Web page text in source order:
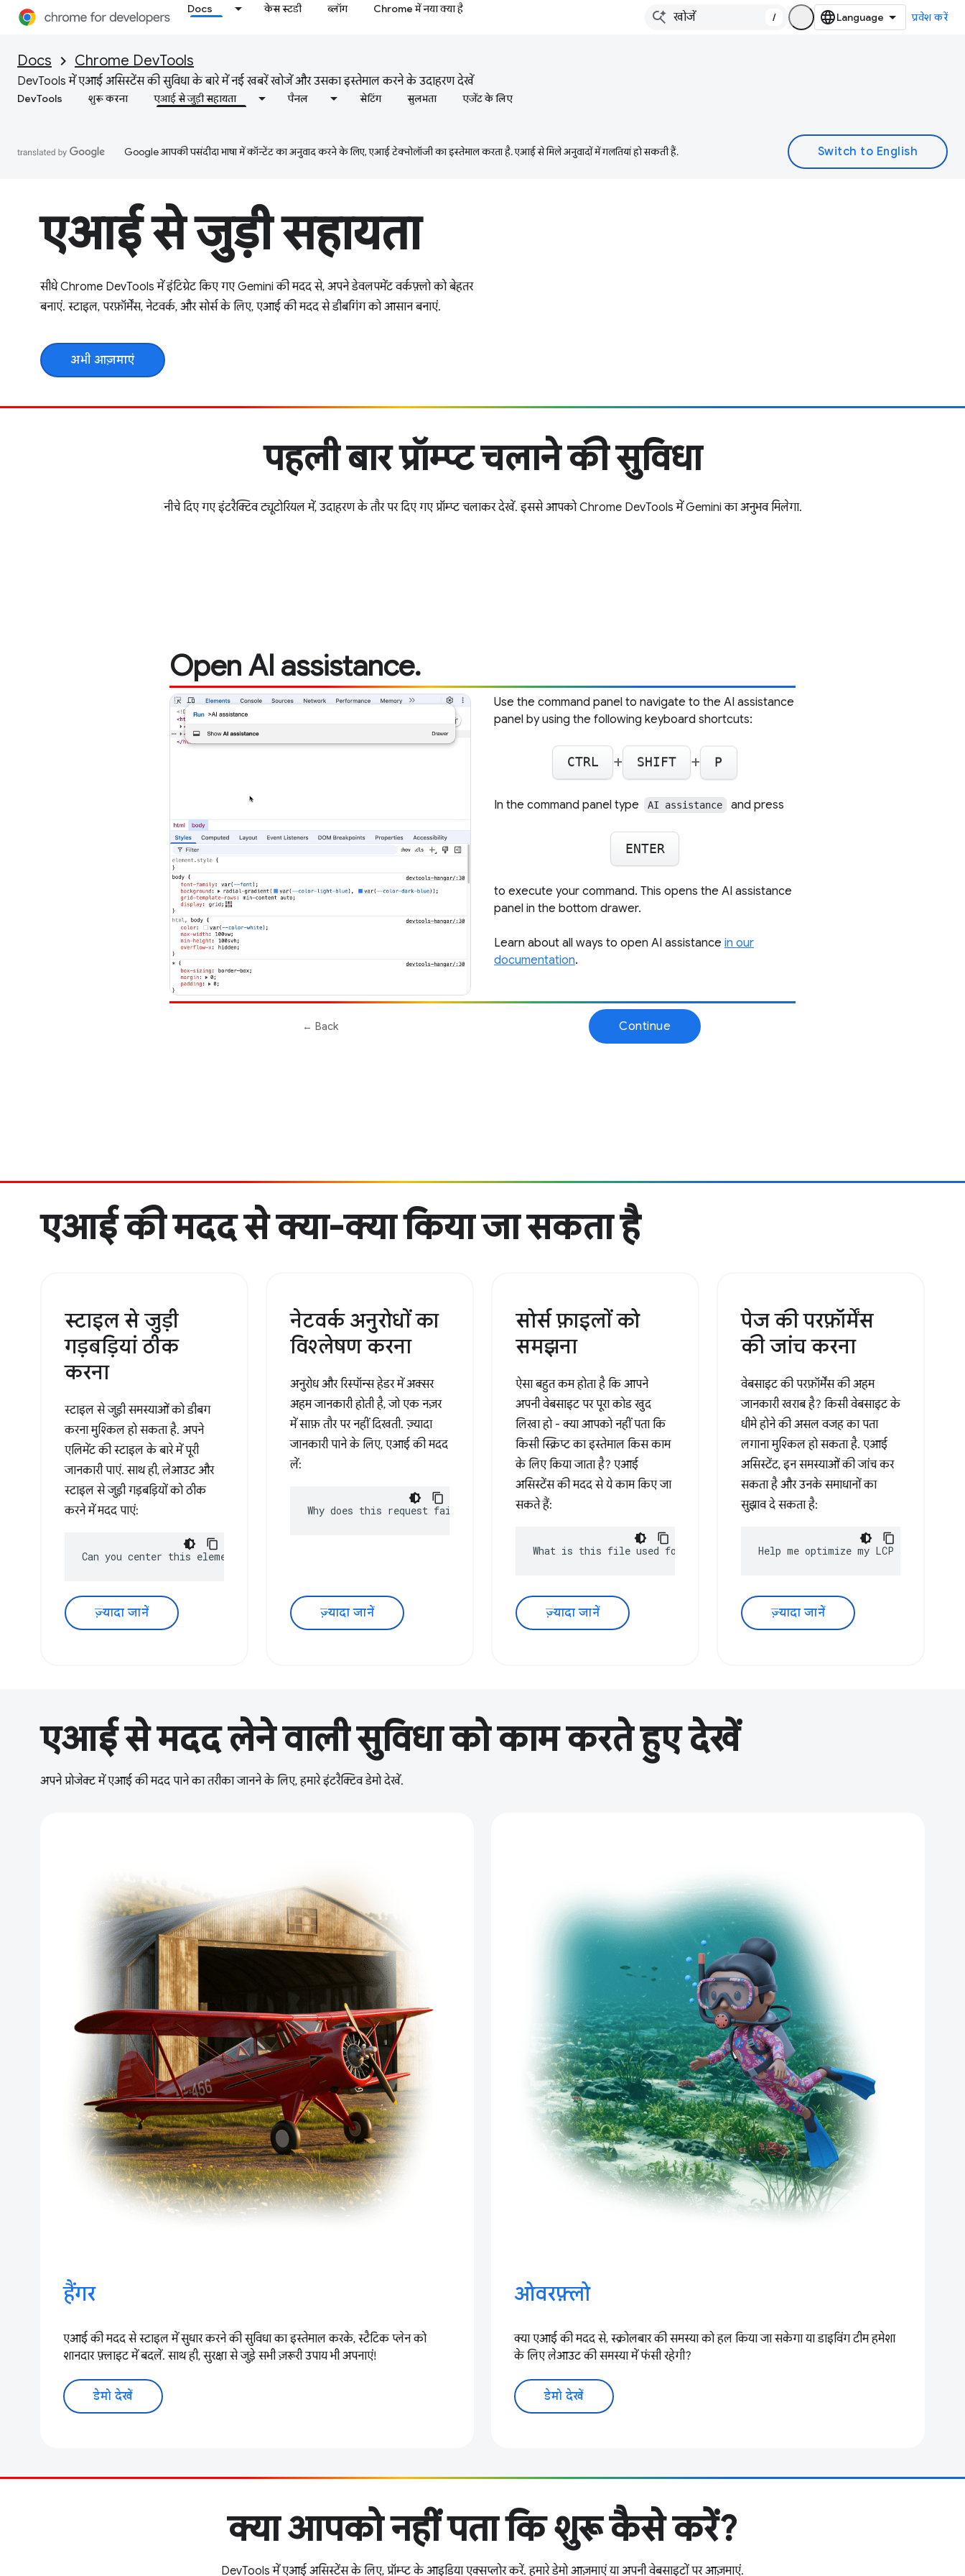
Docs केस स्टडी ब्लॉग Chrome में नया क्या है
/ प्रवेश करें
Docs Chrome DevTools
DevTools में एआई असिस्टेंस की सुविधा के बारे में नई खबरें खोजें और उसका इस्तेमाल करने के उदाहरण देखें
DevTools शुरू करना एआई से जुड़ी सहायता पैनल सेटिंग सुलभता एजेंट के लिए
Google आपकी पसंदीदा भाषा में कॉन्टेंट का अनुवाद करने के लिए, एआई टेक्नोलॉजी का इस्तेमाल करता है. एआई से मिले अनुवादों में गलतियां हो सकती हैं.
एआई से जुड़ी सहायता
सीधे Chrome DevTools में इंटिग्रेट किए गए Gemini की मदद से, अपने डेवलपमेंट वर्कफ़्लो को बेहतर
बनाएं. स्टाइल, परफ़ॉर्मेंस, नेटवर्क, और सोर्स के लिए, एआई की मदद से डीबगिंग को आसान बनाएं.
अभी आज़माएं
पहली बार प्रॉम्प्ट चलाने की सुविधा
नीचे दिए गए इंटरैक्टिव ट्यूटोरियल में, उदाहरण के तौर पर दिए गए प्रॉम्प्ट चलाकर देखें. इससे आपको Chrome DevTools में Gemini का अनुभव मिलेगा.
एआई की मदद से क्या-क्या किया जा सकता है
स्टाइल से जुड़ी
गड़बड़ियां ठीक
करना
स्टाइल से जुड़ी समस्याओं को डीबग
करना मुश्किल हो सकता है. अपने
एलिमेंट की स्टाइल के बारे में पूरी
जानकारी पाएं. साथ ही, लेआउट और
स्टाइल से जुड़ी गड़बड़ियों को ठीक
करने में मदद पाएं:
Can you center this element?
ज़्यादा जानें
नेटवर्क अनुरोधों का
विश्लेषण करना
अनुरोध और रिस्पॉन्स हेडर में अक्सर
अहम जानकारी होती है, जो एक नज़र
में साफ़ तौर पर नहीं दिखती. ज़्यादा
जानकारी पाने के लिए, एआई की मदद
लें:
Why does this request fail?
ज़्यादा जानें
सोर्स फ़ाइलों को
समझना
ऐसा बहुत कम होता है कि आपने
अपनी वेबसाइट पर पूरा कोड खुद
लिखा हो - क्या आपको नहीं पता कि
किसी स्क्रिप्ट का इस्तेमाल किस काम
के लिए किया जाता है? एआई
असिस्टेंस की मदद से ये काम किए जा
सकते हैं:
What is this file used for?
ज़्यादा जानें
पेज की परफ़ॉर्मेंस
की जांच करना
वेबसाइट की परफ़ॉर्मेंस की अहम
जानकारी खराब है? किसी वेबसाइट के
धीमे होने की असल वजह का पता
लगाना मुश्किल हो सकता है. एआई
असिस्टेंट, इन समस्याओं की जांच कर
सकता है और उनके समाधानों का
सुझाव दे सकता है:
Help me optimize my LCP score
ज़्यादा जानें
एआई से मदद लेने वाली सुविधा को काम करते हुए देखें
अपने प्रोजेक्ट में एआई की मदद पाने का तरीका जानने के लिए, हमारे इंटरैक्टिव डेमो देखें.
हैंगर
एआई की मदद से स्टाइल में सुधार करने की सुविधा का इस्तेमाल करके, स्टैटिक प्लेन को
शानदार फ़्लाइट में बदलें. साथ ही, सुरक्षा से जुड़े सभी ज़रूरी उपाय भी अपनाएं!
डेमो देखें
ओवरफ़्लो
क्या एआई की मदद से, स्क्रोलबार की समस्या को हल किया जा सकेगा या डाइविंग टीम हमेशा
के लिए लेआउट की समस्या में फंसी रहेगी?
डेमो देखें
क्या आपको नहीं पता कि शुरू कैसे करें?
DevTools में एआई असिस्टेंस के लिए, प्रॉम्प्ट के आइडिया एक्सप्लोर करें. हमारे डेमो आज़माएं या अपनी वेबसाइटों पर आज़माएं.